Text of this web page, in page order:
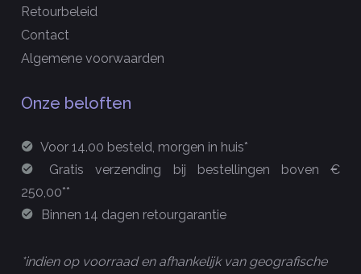
Retourbeleid
Contact
Algemene voorwaarden
Onze beloften
Voor 14.00 besteld, morgen in huis*
Gratis verzending bij bestellingen boven €
250,00**
Binnen 14 dagen retourgarantie
*indien op voorraad en afhankelijk van geografische